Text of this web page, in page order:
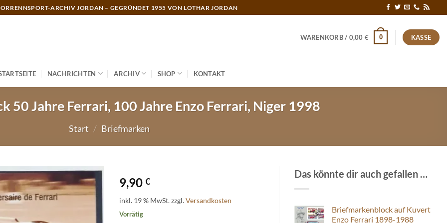
ARCHIV JORDAN – GEGRÜNDET 1955 VON LOTHAR JORDAN
WARENKORB / 0,00 € 0 KASSE
NACHRICHTEN ARCHIV SHOP KONTAKT
50 Jahre Ferrari, 100 Jahre Enzo Ferrari, Niger 1998
Start / Briefmarken
9,90 €
inkl. 19 % MwSt.zzgl.Versandkosten
Vorrätig
Das könnte dir auch gefallen …
Briefmarkenblock auf Kuvert
Enzo Ferrari 1898-1988